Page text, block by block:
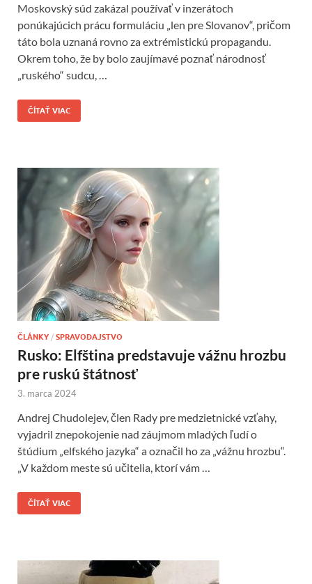
Moskovský súd zakázal používať v inzerátoch
ponúkajúcich prácu formuláciu „len pre Slovanov“, pričom
táto bola uznaná rovno za extrémistickú propagandu.
Okrem toho, že by bolo zaujímavé poznať národnosť
„ruského“ sudcu, …
ČÍTAŤ VIAC
ČLÁNKY / SPRAVODAJSTVO
Rusko: Elfština predstavuje vážnu hrozbu
pre ruskú štátnosť
3. marca 2024
Andrej Chudolejev, člen Rady pre medzietnické vzťahy,
vyjadril znepokojenie nad záujmom mladých ľudí o
štúdium „elfského jazyka“ a označil ho za „vážnu hrozbu“.
„V každom meste sú učitelia, ktorí vám …
ČÍTAŤ VIAC